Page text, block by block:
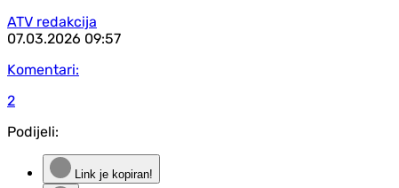
ATV redakcija
07.03.2026 09:57
Komentari:
2
Podijeli:
Link je kopiran!